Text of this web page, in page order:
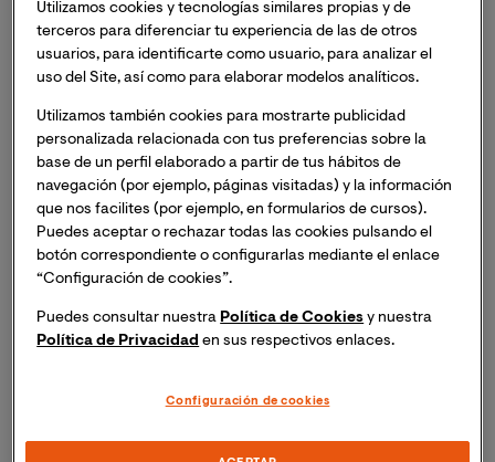
Máster Universitario en Interpretación e
Investigación Musical
Artes y Humanidades
Especialízate con un programa pionero y referente en
el sector que une la práctica instrumental y la
investigación musicológica. Un título referente
diseñado paramúsicos, docentes e investigadores
que buscan sumar puntos en
oposiciones de
conservatorio
, acceder aldoctorado
profesional.
Utilizamos cookies y tecnologías similares propias y de
terceros para diferenciar tu experiencia de las de otros
usuarios, para identificarte como usuario, para analizar el
uso del Site, así como para elaborar modelos analíticos.
Utilizamos también cookies para mostrarte publicidad
personalizada relacionada con tus preferencias sobre la
base de un perfil elaborado a partir de tus hábitos de
navegación (por ejemplo, páginas visitadas) y la información
que nos facilites (por ejemplo, en formularios de cursos).
Puedes aceptar o rechazar todas las cookies pulsando el
botón correspondiente o configurarlas mediante el enlace
“Configuración de cookies”.
Puedes consultar nuestra Política de Cookies y nuestra
Política de Privacidad en sus respectivos enlaces.
Configuración de cookies